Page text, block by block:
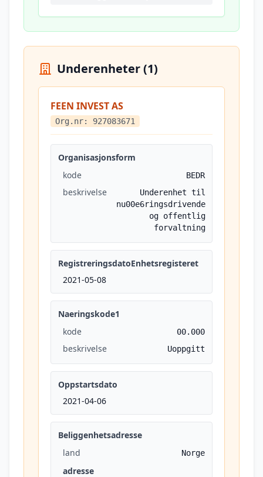
Underenheter (1)
FEEN INVEST AS
Org.nr: 927083671
Organisasjonsform
kode
BEDR
beskrivelse
Underenhet til
nu00e6ringsdrivende
og offentlig
forvaltning
RegistreringsdatoEnhetsregisteret
2021-05-08
Naeringskode1
kode
00.000
beskrivelse Uoppgitt
Oppstartsdato
2021-04-06
Beliggenhetsadresse
land
Norge
adresse